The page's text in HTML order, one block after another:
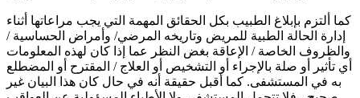
كما ألتزم بإبلاغ الطبيب بكل الحقائق المهمة التي يجب مراعاتها أثناء
إدارة الحالة الطبية للمريض وتاريخه المرضي/ وأمراض الحساسية /
والظروف الخاصة / الإعاقة بغض النظر عما إذا كان لهذه المعلومات
أي تأثير أو صلة بالإجراء أو التشخيص أو العلاج / المقترح أو المضطلع
به في المستشفى. كما أقبل حقيقة أنه في حال كان هذا البيان غير